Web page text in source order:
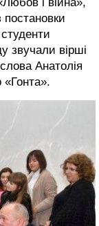
постановки
звучали вірші
Анатолія
«Гонта».